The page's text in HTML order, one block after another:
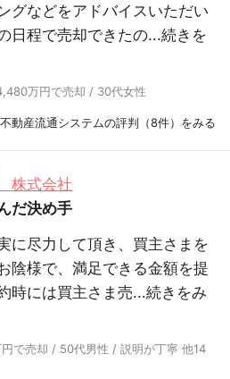
グなどをアドバイスいただい
日程で売却できたの...続きを
万円で売却 / 30代女性
動産流通システムの評判（8件）をみる
株式会社
だ決め手
に尽力して頂き、買主さまを
陰様で、満足できる金額を提
時には買主さま売...続きをみ
で売却 / 50代男性 / 説明が丁寧 他14